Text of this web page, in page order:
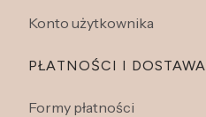
Konto użytkownika
PŁATNOŚCI I DOSTAWA
Formy płatności